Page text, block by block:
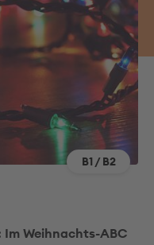
B1 / B2
Im Weihnachts-ABC